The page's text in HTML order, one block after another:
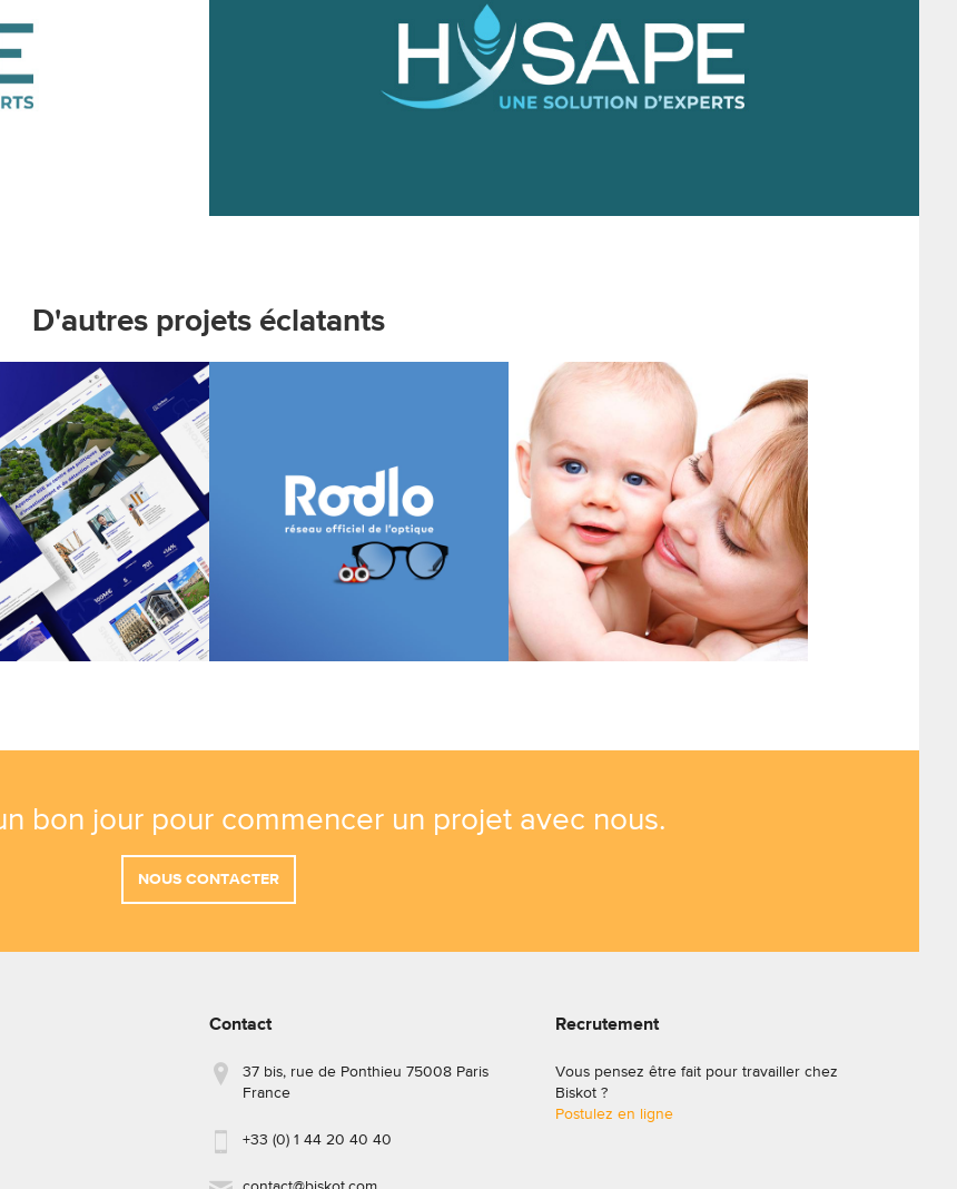
D'autres projets éclatants
bon jour pour commencer un projet avec nous.
NOUS CONTACTER
Contact
37 bis, rue de Ponthieu 75008 Paris
France
+33 (0) 1 44 20 40 40
Recrutement
Vous pensez être fait pour travailler chez
Biskot ?
Postulez en ligne